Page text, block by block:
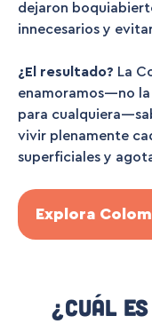
dejaron
innecesarios y
¿El resultado? La
enamoramos—no
para
vivir plenamente
superficiales y
Explora
¿Cuál